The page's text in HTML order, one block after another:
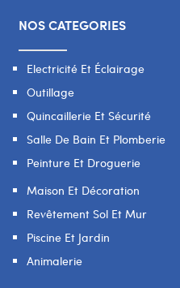
NOS CATEGORIES
Electricité Et Éclairage
Outillage
Quincaillerie Et Sécurité
Salle De Bain Et Plomberie
Peinture Et Droguerie
Maison Et Décoration
Revêtement Sol Et Mur
Piscine Et Jardin
Animalerie